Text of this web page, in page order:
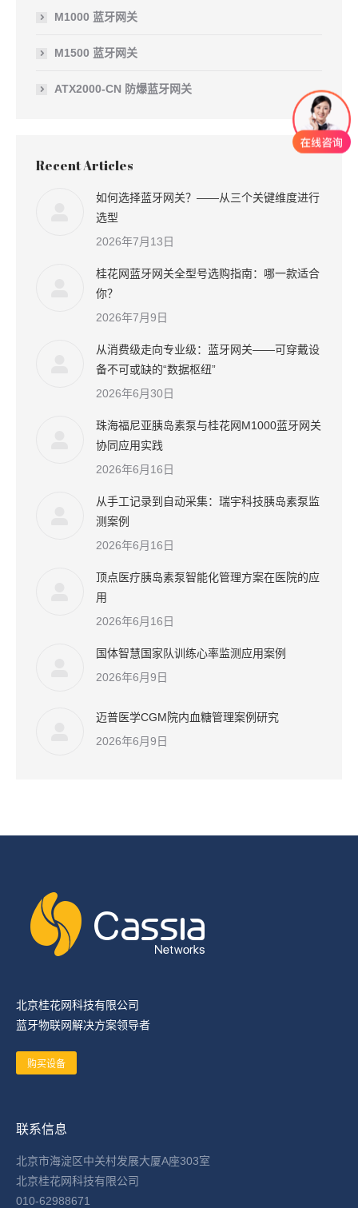
M1000 蓝牙网关
M1500 蓝牙网关
ATX2000-CN 防爆蓝牙网关
Recent Articles
如何选择蓝牙网关？——从三个关键维度进行
选型
2026年7月13日
桂花网蓝牙网关全型号选购指南：哪一款适合
你？
2026年7月9日
从消费级走向专业级：蓝牙网关——可穿戴设
备不可或缺的“数据枢纽”
2026年6月30日
珠海福尼亚胰岛素泵与桂花网M1000蓝牙网关
协同应用实践
2026年6月16日
从手工记录到自动采集：瑞宇科技胰岛素泵监
测案例
2026年6月16日
顶点医疗胰岛素泵智能化管理方案在医院的应
用
2026年6月16日
国体智慧国家队训练心率监测应用案例
2026年6月9日
迈普医学CGM院内血糖管理案例研究
2026年6月9日
北京桂花网科技有限公司
蓝牙物联网解决方案领导者
购买设备
联系信息
北京市海淀区中关村发展大厦A座303室
北京桂花网科技有限公司
010-62988671